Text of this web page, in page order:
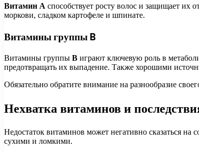
Витамин A способствует росту волос и защищает их
моркови, сладком картофеле и шпинате.
Витамины группы B
Витамины группы B играют ключевую роль в
предотвращать их выпадение. Также хорошими
Обязательно обратите внимание на разнообразие
Нехватка витаминов и
Недостаток витаминов может негативно сказаться на
сухими и ломкими.